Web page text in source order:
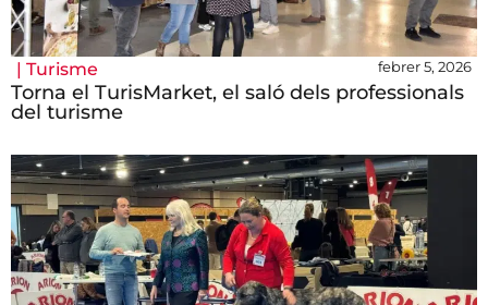
| Turisme febrer 5, 2026
Torna el TurisMarket, el saló dels professionals
del turisme